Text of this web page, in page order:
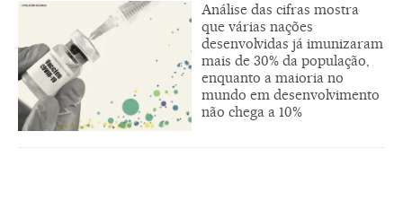
Análise das cifras mostra
que várias nações
desenvolvidas já imunizaram
mais de 30% da população,
enquanto a maioria no
mundo em desenvolvimento
não chega a 10%